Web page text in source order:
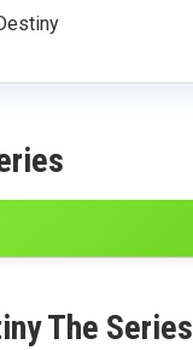
The Series